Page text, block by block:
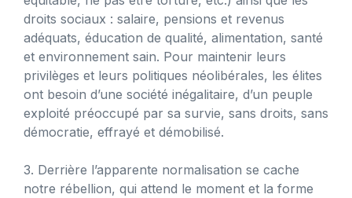
droits sociaux : salaire, pensions et revenus
adéquats, éducation de qualité, alimentation, santé
et environnement sain. Pour maintenir leurs
privilèges et leurs politiques néolibérales, les élites
ont besoin d’une société inégalitaire, d’un peuple
exploité préoccupé par sa survie, sans droits, sans
démocratie, effrayé et démobilisé.
3. Derrière l’apparente normalisation se cache
notre rébellion, qui attend le moment et la forme